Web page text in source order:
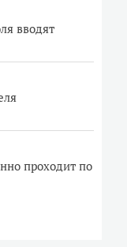
вводят
проходит по